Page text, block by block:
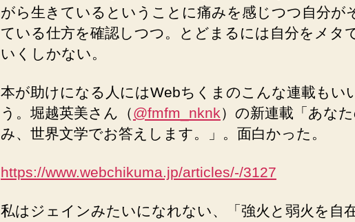
がら生きているということに痛みを感じつつ自分が
ている仕方を確認しつつ。とどまるには自分をメタ
いくしかない。
本が助けになる人にはWebちくまのこんな連載もい
う。堀越英美さん（@fmfm_nknk）の新連載「あな
み、世界文学でお答えします。」。面白かった。
https://www.webchikuma.jp/articles/-/3127
私はジェインみたいになれない、「強火と弱火を自